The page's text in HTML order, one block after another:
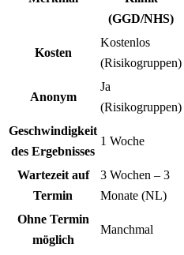
(GGD/NHS)
Kosten
Kostenlos
(Risikogruppen)
Anonym
Ja
(Risikogruppen)
Geschwindigkeit
des Ergebnisses
1 Woche
Wartezeit auf
Termin
3 Wochen – 3
Monate (NL)
Ohne Termin
möglich
Manchmal